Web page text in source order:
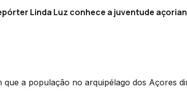
Linda Luz conhece a juventude
que a população no arquipélago dos Açores